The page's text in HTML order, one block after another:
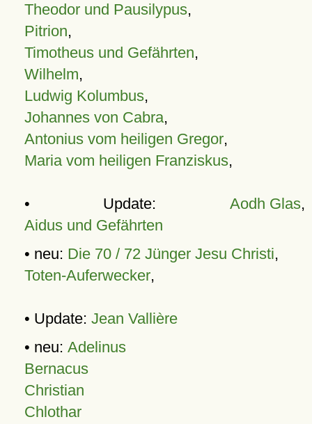
Theodor und Pausilypus,
Pitrion,
Timotheus und Gefährten,
Wilhelm,
Ludwig Kolumbus,
Johannes von Cabra,
Antonius vom heiligen Gregor,
Maria vom heiligen Franziskus,
• Update: Aodh Glas,
Aidus und Gefährten
• neu: Die 70 / 72 Jünger Jesu Christi,
Toten-Auferwecker,
• Update: Jean Vallière
• neu: Adelinus
Bernacus
Christian
Chlothar